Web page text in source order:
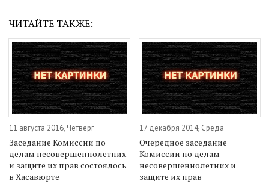
ЧИТАЙТЕ ТАКЖЕ:
11 августа 2016, Четверг
Заседание Комиссии по
делам несовершеннолетних
и защите их прав состоялось
в Хасавюрте
17 декабря 2014, Среда
Очередное заседание
Комиссии по делам
несовершеннолетних и
защите их прав